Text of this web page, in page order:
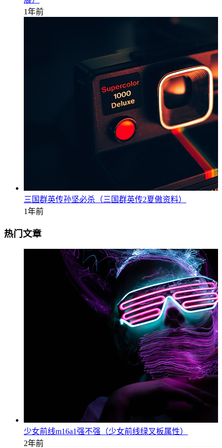
1年前
三国群英传孙坚必杀（三国群英传2夏傲资料）
1年前
热门文章
少女前线m16a1强不强（少女前线绿叉板属性）
2年前